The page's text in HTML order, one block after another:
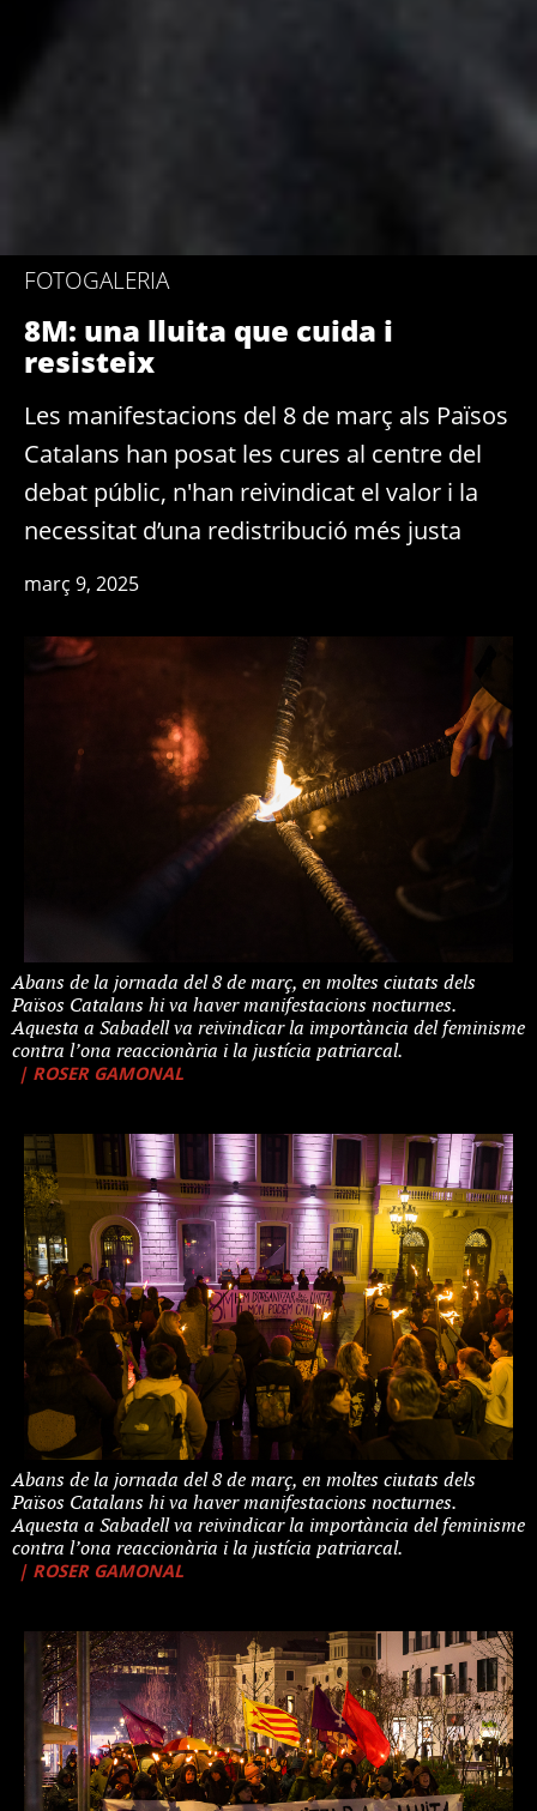
FOTOGALERIA
8M: una lluita que cuida i
resisteix
Les manifestacions del 8 de març als Països
Catalans han posat les cures al centre del
debat públic, n'han reivindicat el valor i la
necessitat d’una redistribució més justa
març 9, 2025
Abans de la jornada del 8 de març, en moltes ciutats dels
Països Catalans hi va haver manifestacions nocturnes.
Aquesta a Sabadell va reivindicar la importància del feminisme
contra l’ona reaccionària i la justícia patriarcal.
| ROSER GAMONAL
Abans de la jornada del 8 de març, en moltes ciutats dels
Països Catalans hi va haver manifestacions nocturnes.
Aquesta a Sabadell va reivindicar la importància del feminisme
contra l’ona reaccionària i la justícia patriarcal.
| ROSER GAMONAL